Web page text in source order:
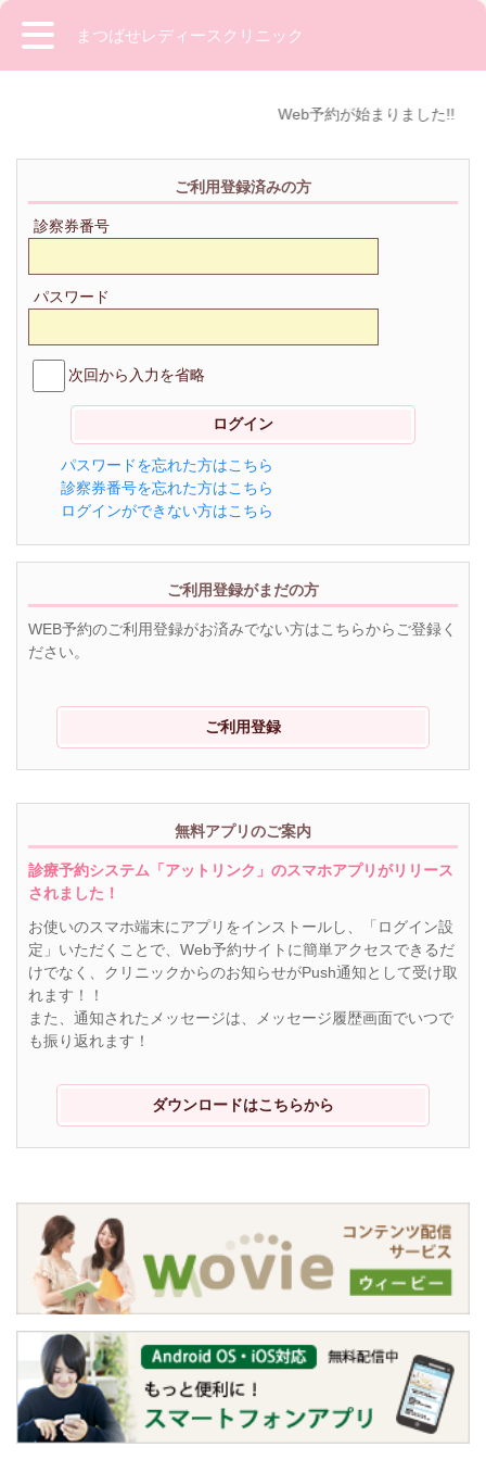
まつばせレディースクリニック
Web予約が始まりました!!
ご利用登録済みの方
診察券番号
パスワード
次回から入力を省略
パスワードを忘れた方はこちら
診察券番号を忘れた方はこちら
ログインができない方はこちら
ご利用登録がまだの方
WEB予約のご利用登録がお済みでない方はこちらからご登録く
ださい。
ご利用登録
無料アプリのご案内
診療予約システム「アットリンク」のスマホアプリがリリース
されました！
お使いのスマホ端末にアプリをインストールし、「ログイン設
定」いただくことで、Web予約サイトに簡単アクセスできるだ
けでなく、クリニックからのお知らせがPush通知として受け取
れます！！
また、通知されたメッセージは、メッセージ履歴画面でいつで
も振り返れます！
ダウンロードはこちらから